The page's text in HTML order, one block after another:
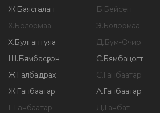
Ж.Баясгалан Б.Бейсен
Х.Болормаа Э.Болормаа
Х.Булгантуяа Д.Бум-Очир
Ш.Бямбасүрэн С.Бямбацогт
Ж.Галбадрах С.Ганбаатар
Ж.Ганбаатар А.Ганбаатар
Г.Ганбаатар Д.Ганбат